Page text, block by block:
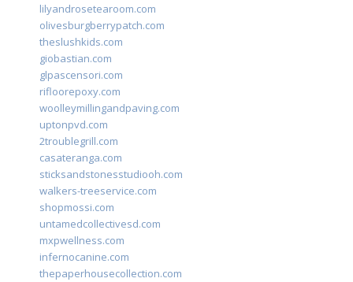
lilyandrosetearoom.com
olivesburgberrypatch.com
theslushkids.com
giobastian.com
glpascensori.com
rifloorepoxy.com
woolleymillingandpaving.com
uptonpvd.com
2troublegrill.com
casateranga.com
sticksandstonesstudiooh.com
walkers-treeservice.com
shopmossi.com
untamedcollectivesd.com
mxpwellness.com
infernocanine.com
thepaperhousecollection.com